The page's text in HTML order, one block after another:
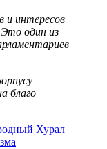
и интересов
один из
благо
Хурал